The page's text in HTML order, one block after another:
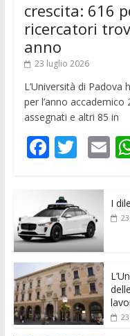
crescita: 616
ricercatori
anno
23 luglio 2026
L’Università di
per l’anno
assegnati e altri 85 in
F
e
b
o
o
k
T
itt
er
E
ai
l
I